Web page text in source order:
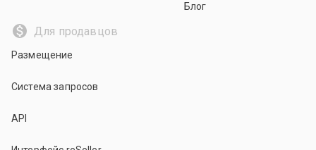
Блог
Для продавцов
Размещение
Система запросов
API